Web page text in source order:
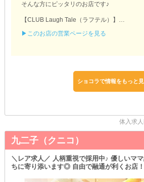
そんな方にピッタリのお店です♪
【CLUB Laugh Tale（ラフテル）】
＝＝＝経験者さんは優遇＝＝＝
など、何でもご相談ください◎
あなたが気持ち良くお仕事を再スタートでき
「平日は忙しくてなかなか出勤できないか
週末になるとお客様も多くご来店されます！
そのためスキマ時間でサクッと勤務するだけ
本業＋αの収入をGETするチャンスです★
＝＝＝体験入店は複数回OK＝＝＝
▶このお店の営業ページを見る
ショコラで情報をもっと
体入求
九二子（クニコ）
＼レア求人／ 人柄重視で採用中♪ 優しいマ
ちに寄り添います◎ 自由で融通が利くお店！